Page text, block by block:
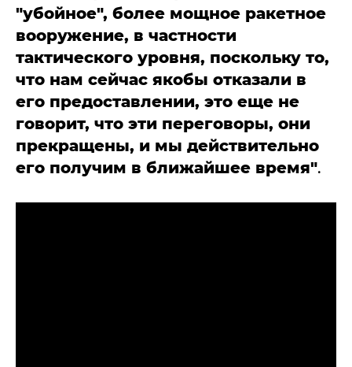
"убойное", более мощное ракетное
вооружение, в частности
тактического уровня, поскольку то,
что нам сейчас якобы отказали в
его предоставлении, это еще не
говорит, что эти переговоры, они
прекращены, и мы действительно
его получим в ближайшее время".